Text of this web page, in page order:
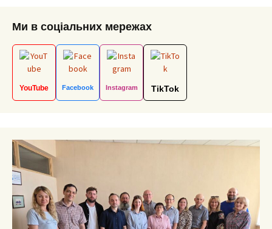
Ми в соціальних мережах
YouTube Facebook Instagram TikTok